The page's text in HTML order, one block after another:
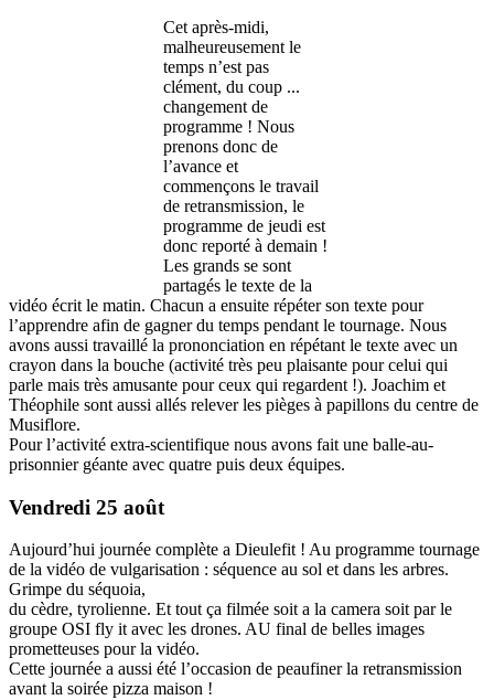
Cet après-midi,
malheureusement le
temps n’est pas
clément, du coup ...
changement de
programme ! Nous
prenons donc de
l’avance et
commençons le travail
de retransmission, le
programme de jeudi est
donc reporté à demain !
Les grands se sont
partagés le texte de la
vidéo écrit le matin. Chacun a ensuite répéter son texte pour
l’apprendre afin de gagner du temps pendant le tournage. Nous
avons aussi travaillé la prononciation en répétant le texte avec un
crayon dans la bouche (activité très peu plaisante pour celui qui
parle mais très amusante pour ceux qui regardent !). Joachim et
Théophile sont aussi allés relever les pièges à papillons du centre de
Musiflore.
Pour l’activité extra-scientifique nous avons fait une balle-au-
prisonnier géante avec quatre puis deux équipes.
Vendredi 25 août
Aujourd’hui journée complète a Dieulefit ! Au programme tournage
de la vidéo de vulgarisation : séquence au sol et dans les arbres.
Grimpe du séquoia,
du cèdre, tyrolienne. Et tout ça filmée soit a la camera soit par le
groupe OSI fly it avec les drones. AU final de belles images
prometteuses pour la vidéo.
Cette journée a aussi été l’occasion de peaufiner la retransmission
avant la soirée pizza maison !